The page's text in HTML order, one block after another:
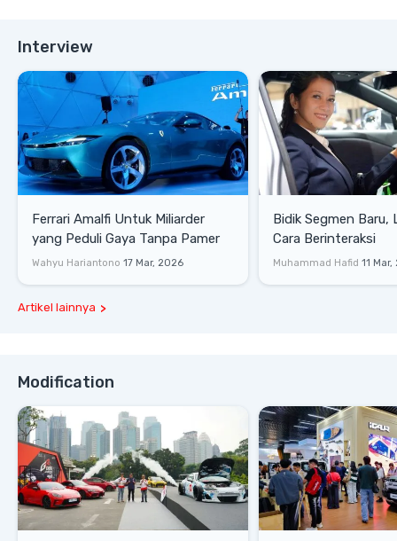
Interview
Ferrari Amalfi Untuk Miliarder
yang Peduli Gaya Tanpa Pamer
Wahyu Hariantono 17 Mar, 2026
Bidik Segmen Baru,
Cara Berinteraksi
Muhammad Hafid 11
Artikel lainnya
Modification